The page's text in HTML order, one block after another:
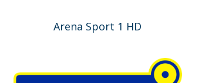
Arena Sport 1 HD